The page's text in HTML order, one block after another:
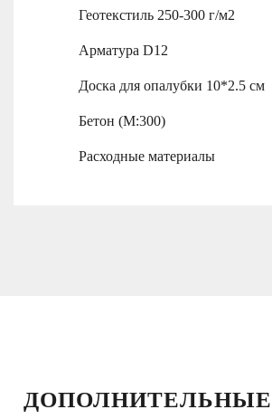
Геотекстиль 250-300 г/м2
Арматура D12
Доска для опалубки 10*2.5 см
Бетон (М:300)
Расходные материалы